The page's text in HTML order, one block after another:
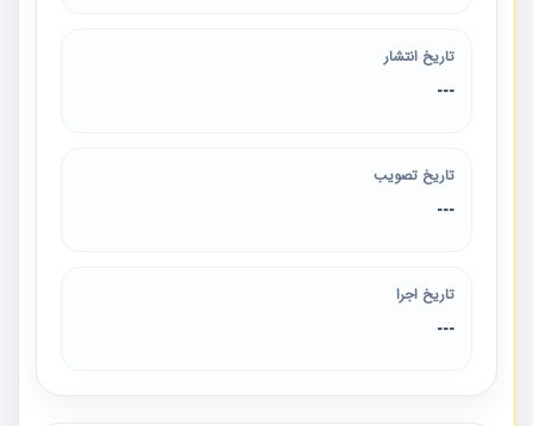
تاریخ انتشار
---
تاریخ تصویب
---
تاریخ اجرا
---